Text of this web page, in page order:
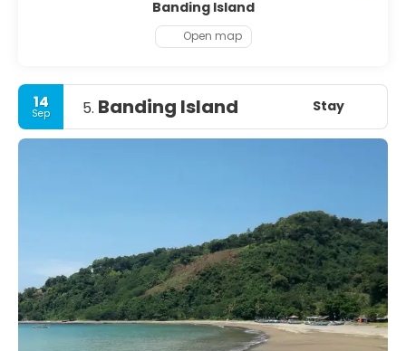
Banding Island
Open map
14
Sep 5. Banding Island Stay